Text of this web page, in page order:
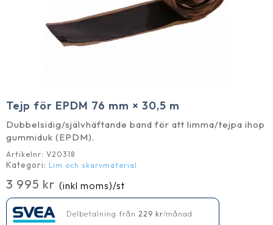
Tejp för EPDM 76 mm × 30,5 m
Dubbelsidig/självhäftande band för att limma/tejpa ihop
gummiduk (EPDM).
Artikelnr: V20318
Kategori: Lim och skarvmaterial
3 995 kr (inkl moms)/st
Delbetalning från 229 kr/månad